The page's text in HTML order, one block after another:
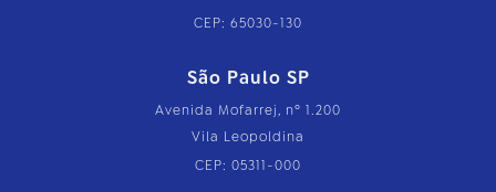
CEP: 65030-130
São Paulo SP
Avenida Mofarrej, nº 1.200
Vila Leopoldina
CEP: 05311-000